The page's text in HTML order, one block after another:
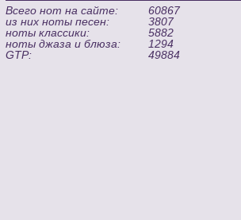
Всего нот на сайте:
60867
из них ноты песен:
3807
ноты классики:
5882
ноты джаза и блюза:
1294
GTP:
49884